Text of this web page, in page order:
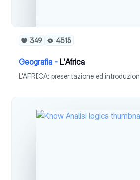
349 4515
Geografia - L'Africa